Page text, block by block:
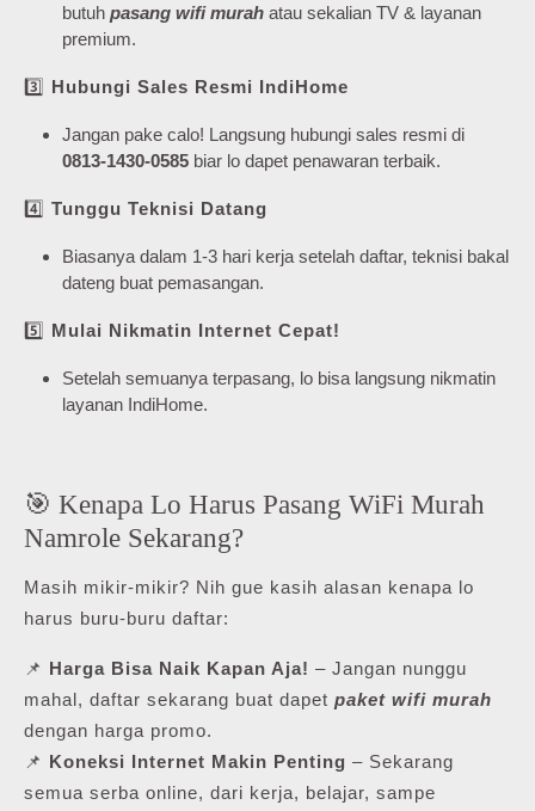
butuh pasang wifi murah atau sekalian TV & layanan
premium.
3️⃣ Hubungi Sales Resmi IndiHome
Jangan pake calo! Langsung hubungi sales resmi di
0813-1430-0585 biar lo dapet penawaran terbaik.
4️⃣ Tunggu Teknisi Datang
Biasanya dalam 1-3 hari kerja setelah daftar, teknisi bakal
dateng buat pemasangan.
5️⃣ Mulai Nikmatin Internet Cepat!
Setelah semuanya terpasang, lo bisa langsung nikmatin
layanan IndiHome.
🎯 Kenapa Lo Harus Pasang WiFi Murah
Namrole Sekarang?
Masih mikir-mikir? Nih gue kasih alasan kenapa lo
harus buru-buru daftar:
📌 Harga Bisa Naik Kapan Aja! – Jangan nunggu
mahal, daftar sekarang buat dapet paket wifi murah
dengan harga promo.
📌 Koneksi Internet Makin Penting – Sekarang
semua serba online, dari kerja, belajar, sampe